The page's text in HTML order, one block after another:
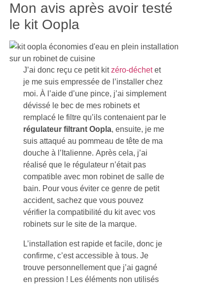
Mon avis après avoir testé
le kit Oopla
J’ai donc reçu ce petit kitzéro-déchetet
je me suis empressée de l’installer chez
moi. À l’aide d’une pince, j’ai simplement
dévissé le bec de mes robinets et
remplacé le filtre qu’ils contenaient par le
régulateur filtrant Oopla, ensuite, je me
suis attaqué au pommeau de tête de ma
douche à l’Italienne. Après cela, j’ai
réalisé que le régulateur n’était pas
compatible avec mon robinet de salle de
bain. Pour vous éviter ce genre de petit
accident, sachez que vous pouvez
vérifier la compatibilité du kit avec vos
robinets sur le site de la marque.
L’installation est rapide et facile, donc je
confirme, c’est accessible à tous. Je
trouve personnellement que j’ai gagné
en pression ! Les éléments non utilisés